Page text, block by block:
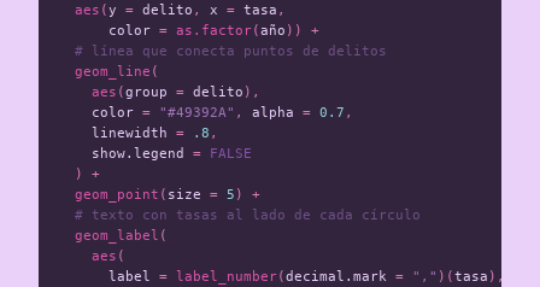
aes (y = delito , x = tasa ,
color = as.factor(año ))
+
# línea que conecta puntos de delitos
geom_line (
aes (group = delito ),
color = "#49392A" , alpha = 0.7 ,
linewidth = .8 ,
show.legend
= FALSE
)
+
geom_point ( size = 5 )
+
# texto con tasas al lado de cada círculo
geom_label (
aes (
label = label_number(decimal.mark = "," )(tasa ),